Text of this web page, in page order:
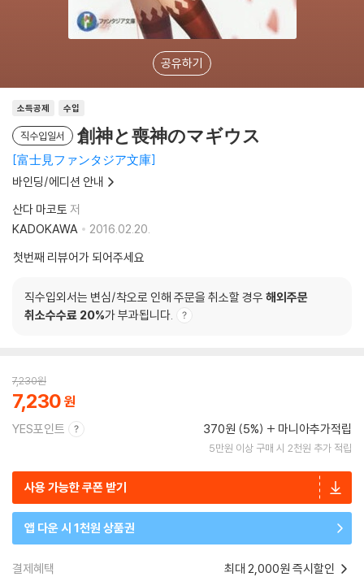
공유하기
소득공제 수입
직수입일서 創神と喪神のマギウス
富士見ファンタジア文庫
바인딩/에디션 안내
산다 마코토 저
KADOKAWA
2016.02.20.
첫번째 리뷰어가 되어주세요
직수입외서는 변심/착오로 인해 주문을 취소할 경우 해외주문
취소수수료 20%가 부과됩니다.
7,230원
7,230
YES포인트 370원 (5%) 마니아추가적립
5만원 이상 구매 시 2천원 추가 적립
사용 가능한 쿠폰 받기
앱 다운 시 1천원 상품권
결제혜택 최대 2,000원 즉시할인